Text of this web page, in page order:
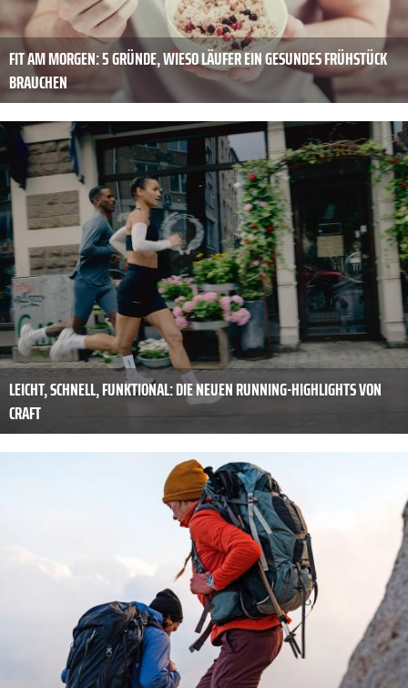
FIT AM MORGEN: 5 GRÜNDE, WIESO LÄUFER EIN GESUNDES FRÜHSTÜCK
BRAUCHEN
LEICHT, SCHNELL, FUNKTIONAL: DIE NEUEN RUNNING-HIGHLIGHTS VON
CRAFT